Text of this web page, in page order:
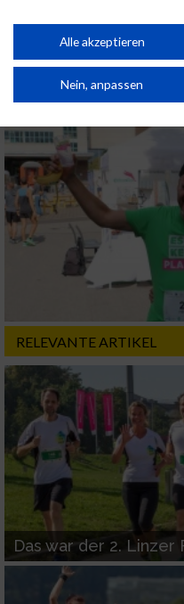
RELEVANTE ARTIKEL
Das war der 2. Linzer
Performance von Inhalten.
Kombinationen von Daten aus
von Inhalten.
Daten können außerhalb der
Website/App.
Partnerliste anzeigen (1
Wir nutzen Ihre Daten für folgende
IAB-Verarbeitungszwecke:
Speichern von oder
auf einem Endgerät
Verwendung reduzierter
Erstellung von Profilen
Werbung
Verwendung von Profilen
personalisierter Werbung
Erstellung von Profilen zur
von Inhalten
Verwendung von Profilen
personalisierter Inhalte
Messung der
Alle akzeptieren
Nein, anpassen